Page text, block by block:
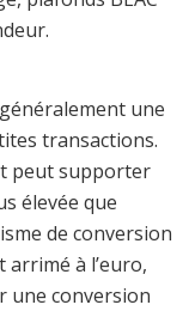
une
transactions.
peut supporter
élevée que
de conversion
arrimé à l’euro,
une conversion